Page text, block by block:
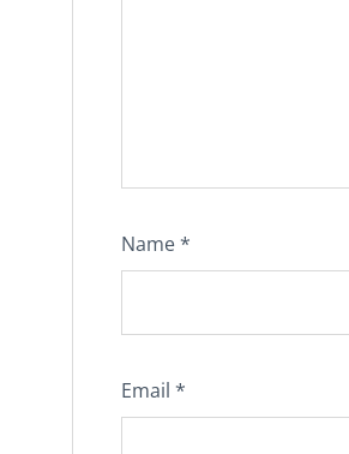
Name*
Email *